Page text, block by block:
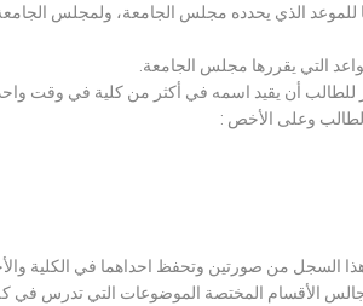
للموعد الذي يحدده مجلس الجامعة، ولمجلس
التي يقررها مجلس الجامعة.
للطالب أن يقيد اسمه في أكثر من كلية في وقت
وعلى الأخص :
السجل من صورتين وتحفظ احداهما في الكلية
مجالس الأقسام المختصة الموضوعات التي تدرس في